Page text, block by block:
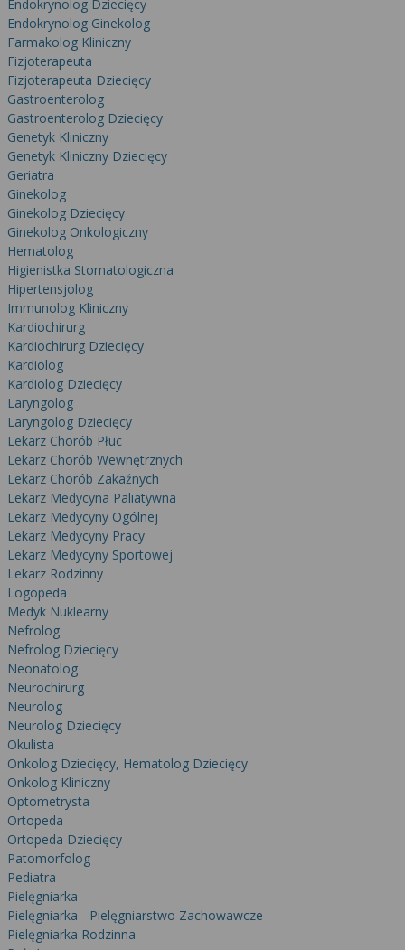
Endokrynolog Dziecięcy
Endokrynolog Ginekolog
Farmakolog Kliniczny
Fizjoterapeuta
Fizjoterapeuta Dziecięcy
Gastroenterolog
Gastroenterolog Dziecięcy
Genetyk Kliniczny
Genetyk Kliniczny Dziecięcy
Geriatra
Ginekolog
Ginekolog Dziecięcy
Ginekolog Onkologiczny
Hematolog
Higienistka Stomatologiczna
Hipertensjolog
Immunolog Kliniczny
Kardiochirurg
Kardiochirurg Dziecięcy
Kardiolog
Kardiolog Dziecięcy
Laryngolog
Laryngolog Dziecięcy
Lekarz Chorób Płuc
Lekarz Chorób Wewnętrznych
Lekarz Chorób Zakaźnych
Lekarz Medycyna Paliatywna
Lekarz Medycyny Ogólnej
Lekarz Medycyny Pracy
Lekarz Medycyny Sportowej
Lekarz Rodzinny
Logopeda
Medyk Nuklearny
Nefrolog
Nefrolog Dziecięcy
Neonatolog
Neurochirurg
Neurolog
Neurolog Dziecięcy
Okulista
Onkolog Dziecięcy, Hematolog Dziecięcy
Onkolog Kliniczny
Optometrysta
Ortopeda
Ortopeda Dziecięcy
Patomorfolog
Pediatra
Pielęgniarka
Pielęgniarka - Pielęgniarstwo Zachowawcze
Pielęgniarka Rodzinna
możesz też wycofać zgodę na przetwarzanie Twoich
danych tylko w niektórych celach. Jeżeli chcesz
dowiedzieć się więcej lub chcesz przeprowadzić
konfigurację szczegółową, to możesz tego dokonać
za pomocą „Ustawień zaawansowanych”.
Więcej informacji na temat wykorzystywania
narzędzi zewnętrznych w naszym serwisie
znajdziesz w Regulaminie Serwisu.